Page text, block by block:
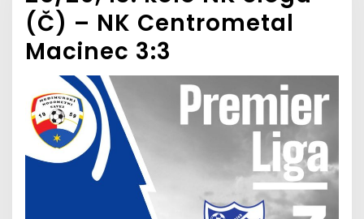
(Č) – NK Centrometal
Macinec 3:3